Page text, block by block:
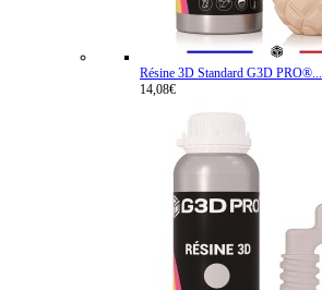
Résine 3D Standard G3D PRO®...
14,08€